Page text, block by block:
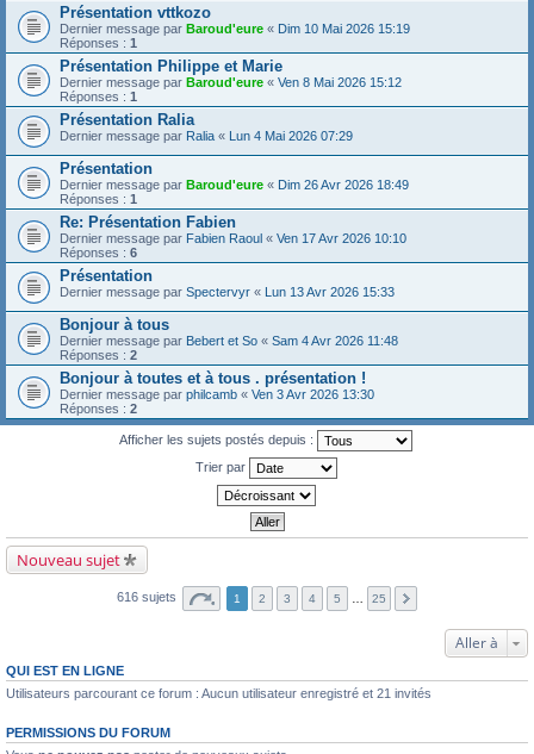
Présentation vttkozo
Dernier message par Baroud'eure « Dim 10 Mai 2026 15:19
Réponses : 1
Présentation Philippe et Marie
Dernier message par Baroud'eure « Ven 8 Mai 2026 15:12
Réponses : 1
Présentation Ralia
Dernier message par Ralia « Lun 4 Mai 2026 07:29
Présentation
Dernier message par Baroud'eure « Dim 26 Avr 2026 18:49
Réponses : 1
Re: Présentation Fabien
Dernier message par Fabien Raoul « Ven 17 Avr 2026 10:10
Réponses : 6
Présentation
Dernier message par Spectervyr « Lun 13 Avr 2026 15:33
Bonjour à tous
Dernier message par Bebert et So « Sam 4 Avr 2026 11:48
Réponses : 2
Bonjour à toutes et à tous . présentation !
Dernier message par philcamb « Ven 3 Avr 2026 13:30
Réponses : 2
Afficher les sujets postés depuis :
Trier par
Nouveau sujet
616 sujets 1 2 3 4 5 25
Aller à
QUI EST EN LIGNE
Utilisateurs parcourant ce forum : Aucun utilisateur enregistré et 21 invités
PERMISSIONS DU FORUM